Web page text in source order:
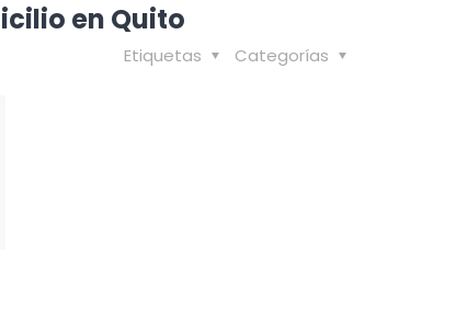
en Quito
Categorías
Etiquetas